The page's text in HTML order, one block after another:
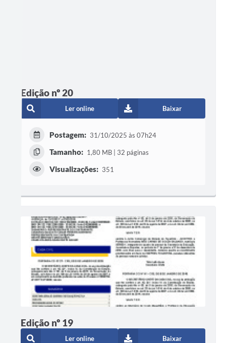
Edição nº 20
Ler online Baixar
Postagem: 31/10/2025 às 07h24
Tamanho: 1,80 MB | 32 páginas
Visualizações: 351
Edição nº 19
Ler online Baixar